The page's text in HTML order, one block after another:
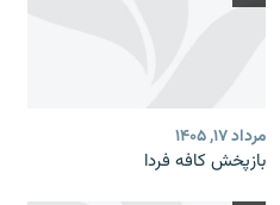
مرداد ۱۷, ۱۴۰۵
بازپخش کافه فردا